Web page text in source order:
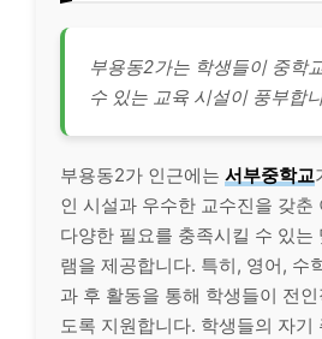
부용동2가는 학생들이 중학
수 있는 교육 시설이 풍부합
부용동2가 인근에는 서부중학교
인 시설과 우수한 교수진을 갖춘
다양한 필요를 충족시킬 수 있는
램을 제공합니다. 특히, 영어, 수
과 후 활동을 통해 학생들이 전
도록 지원합니다. 학생들의 자기